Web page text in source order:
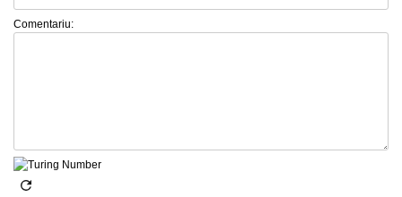
Comentariu: